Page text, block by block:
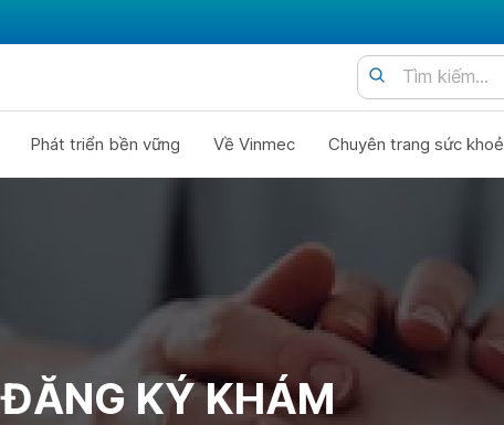
Phát triển bền vững Về Vinmec Chuyên trang sức khoẻ
ĐĂNG KÝ KHÁM